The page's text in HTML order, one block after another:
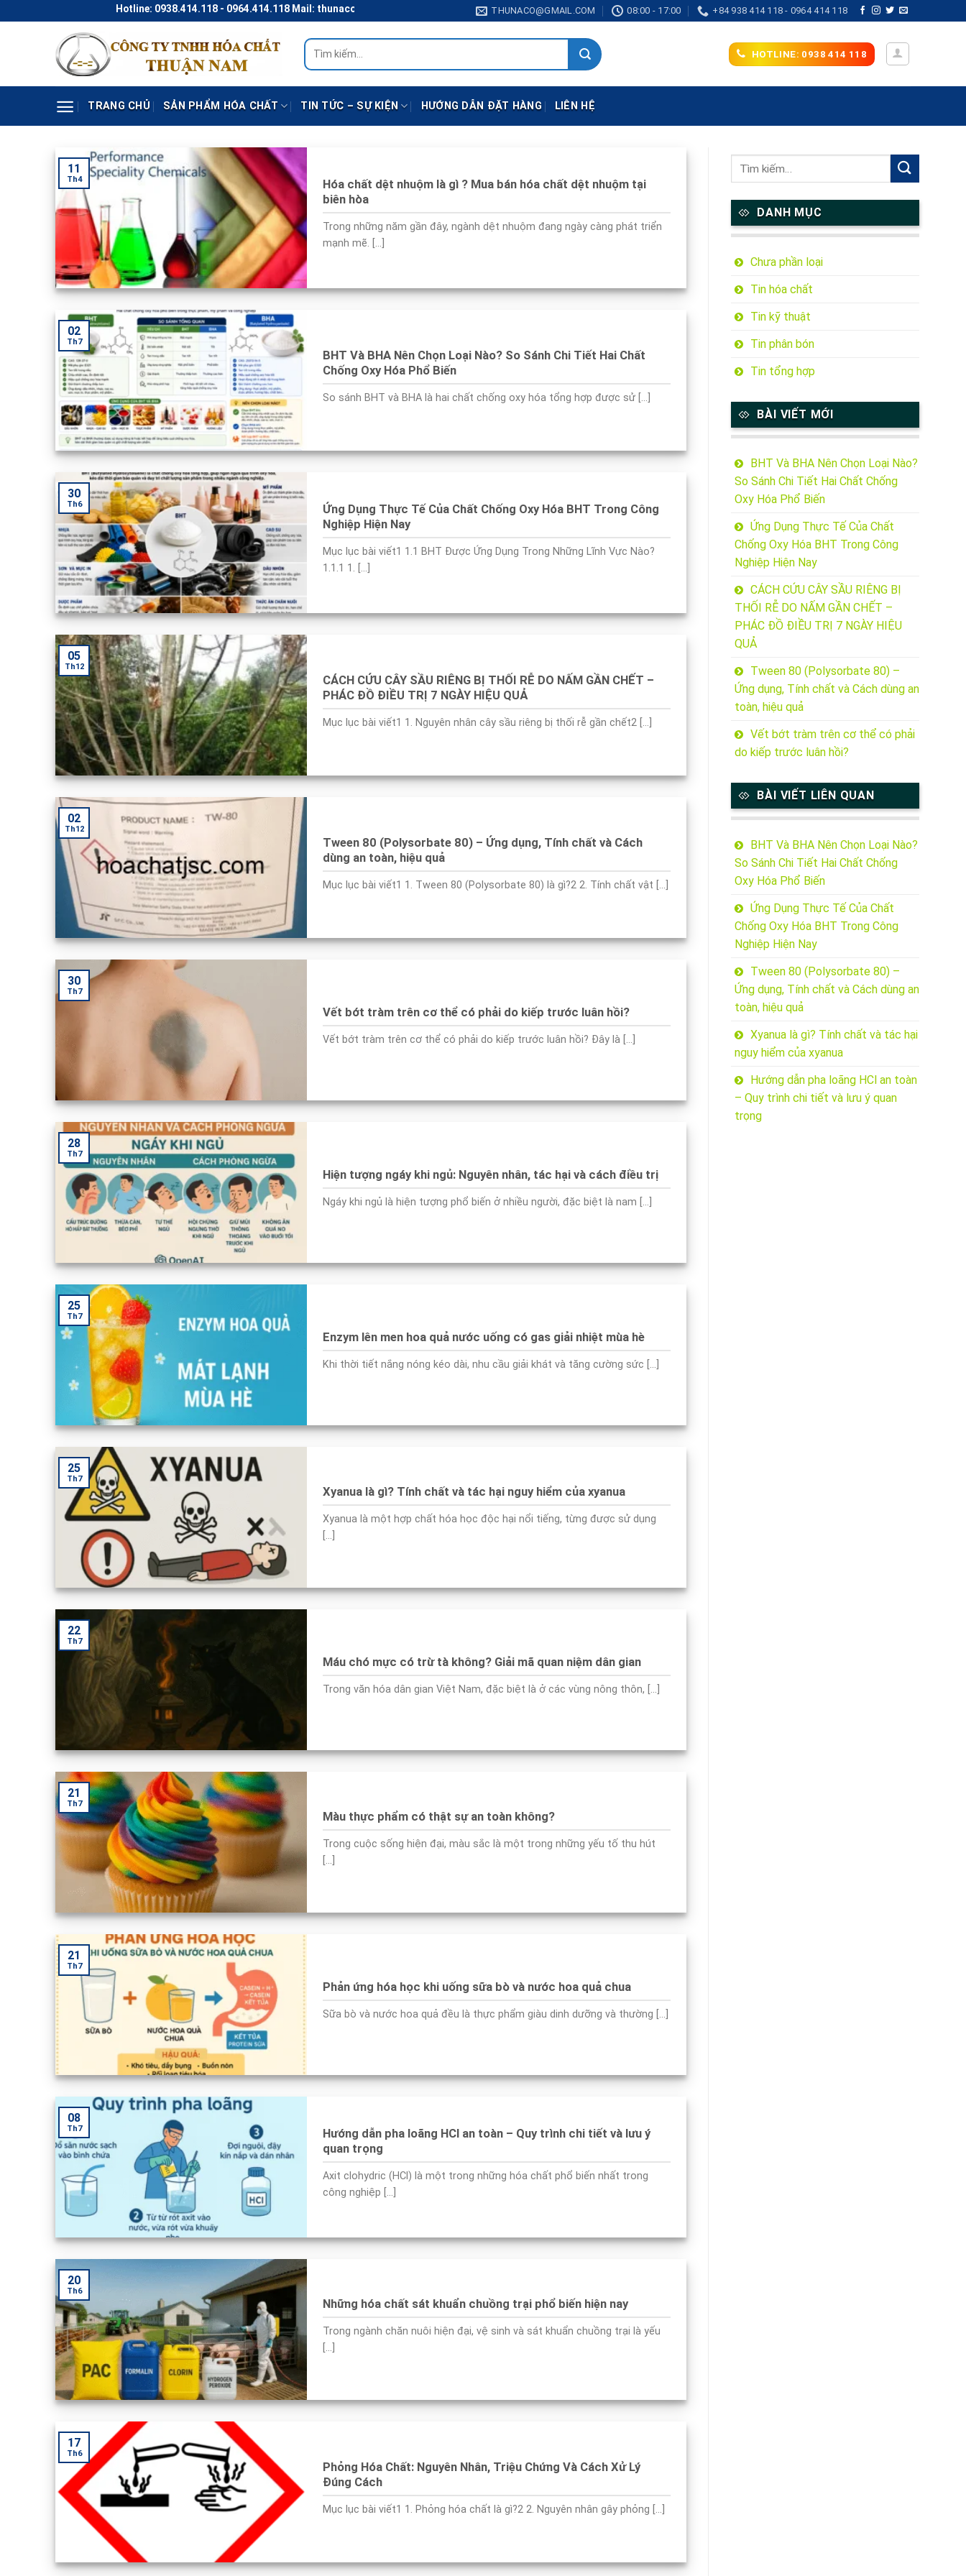
to
Hotline: 0938.414.118 - 0964.414.118 Mail: thunaco@gmail.com THUNACO@GMAIL.COM 08:00 - 17:00 +84 938 414 118 - 0964 414 118
Tìm
kiếm:
HOTLINE: 0938 414 118
TRANG CHỦ SẢN PHẨM HÓA CHẤT TIN TỨC – SỰ KIỆN HƯỚNG DẪN ĐẶT HÀNG LIÊN HỆ
Hóa chất dệt nhuộm là gì ? Mua bán hóa chất dệt nhuộm tại
biên hòa
Trong những năm gần đây, ngành dệt nhuộm đang ngày càng phát triển
mạnh mẽ. [...]
11
Th4
BHT Và BHA Nên Chọn Loại Nào? So Sánh Chi Tiết Hai Chất
Chống Oxy Hóa Phổ Biến
So sánh BHT và BHA là hai chất chống oxy hóa tổng hợp được sử [...]
02
Th7
Ứng Dụng Thực Tế Của Chất Chống Oxy Hóa BHT Trong Công
Nghiệp Hiện Nay
Mục lục bài viết1 1.1 BHT Được Ứng Dụng Trong Những Lĩnh Vực Nào?
1.1.1 1. [...]
30
Th6
CÁCH CỨU CÂY SẦU RIÊNG BỊ THỐI RỄ DO NẤM GẦN CHẾT –
PHÁC ĐỒ ĐIỀU TRỊ 7 NGÀY HIỆU QUẢ
Mục lục bài viết1 1. Nguyên nhân cây sầu riêng bị thối rễ gần chết2 [...]
05
Th12
Tween 80 (Polysorbate 80) – Ứng dụng, Tính chất và Cách
dùng an toàn, hiệu quả
Mục lục bài viết1 1. Tween 80 (Polysorbate 80) là gì?2 2. Tính chất vật [...]
02
Th12
Vết bớt tràm trên cơ thể có phải do kiếp trước luân hồi?
Vết bớt tràm trên cơ thể có phải do kiếp trước luân hồi? Đây là [...]
30
Th7
Hiện tượng ngáy khi ngủ: Nguyên nhân, tác hại và cách điều trị
Ngáy khi ngủ là hiện tượng phổ biến ở nhiều người, đặc biệt là nam [...]
28
Th7
Enzym lên men hoa quả nước uống có gas giải nhiệt mùa hè
Khi thời tiết nắng nóng kéo dài, nhu cầu giải khát và tăng cường sức [...]
25
Th7
Xyanua là gì? Tính chất và tác hại nguy hiểm của xyanua
Xyanua là một hợp chất hóa học độc hại nổi tiếng, từng được sử dụng
[...]
25
Th7
Máu chó mực có trừ tà không? Giải mã quan niệm dân gian
Trong văn hóa dân gian Việt Nam, đặc biệt là ở các vùng nông thôn, [...]
22
Th7
Màu thực phẩm có thật sự an toàn không?
Trong cuộc sống hiện đại, màu sắc là một trong những yếu tố thu hút
[...]
21
Th7
Phản ứng hóa học khi uống sữa bò và nước hoa quả chua
Sữa bò và nước hoa quả đều là thực phẩm giàu dinh dưỡng và thường [...]
21
Th7
Hướng dẫn pha loãng HCl an toàn – Quy trình chi tiết và lưu ý
quan trọng
Axit clohydric (HCl) là một trong những hóa chất phổ biến nhất trong
công nghiệp [...]
08
Th7
Những hóa chất sát khuẩn chuồng trại phổ biến hiện nay
Trong ngành chăn nuôi hiện đại, vệ sinh và sát khuẩn chuồng trại là yếu
[...]
20
Th6
Phỏng Hóa Chất: Nguyên Nhân, Triệu Chứng Và Cách Xử Lý
Đúng Cách
Mục lục bài viết1 1. Phỏng hóa chất là gì?2 2. Nguyên nhân gây phỏng [...]
17
Th6
DANH MỤC
Chưa phần loại
Tin hóa chất
Tin kỹ thuật
Tin phân bón
Tin tổng hợp
BÀI VIẾT MỚI
BHT Và BHA Nên Chọn Loại Nào?
So Sánh Chi Tiết Hai Chất Chống
Oxy Hóa Phổ Biến
Ứng Dụng Thực Tế Của Chất
Chống Oxy Hóa BHT Trong Công
Nghiệp Hiện Nay
CÁCH CỨU CÂY SẦU RIÊNG BỊ
THỐI RỄ DO NẤM GẦN CHẾT –
PHÁC ĐỒ ĐIỀU TRỊ 7 NGÀY HIỆU
QUẢ
Tween 80 (Polysorbate 80) –
Ứng dụng, Tính chất và Cách dùng an
toàn, hiệu quả
Vết bớt tràm trên cơ thể có phải
do kiếp trước luân hồi?
BÀI VIẾT LIÊN QUAN
BHT Và BHA Nên Chọn Loại Nào?
So Sánh Chi Tiết Hai Chất Chống
Oxy Hóa Phổ Biến
Ứng Dụng Thực Tế Của Chất
Chống Oxy Hóa BHT Trong Công
Nghiệp Hiện Nay
Tween 80 (Polysorbate 80) –
Ứng dụng, Tính chất và Cách dùng an
toàn, hiệu quả
Xyanua là gì? Tính chất và tác hại
nguy hiểm của xyanua
Hướng dẫn pha loãng HCl an toàn
– Quy trình chi tiết và lưu ý quan
trọng